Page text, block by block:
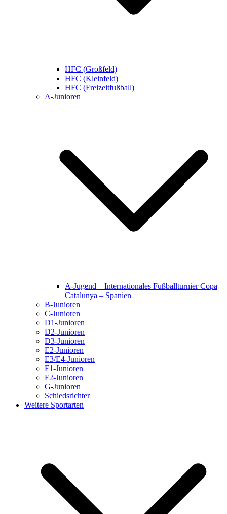
HFC (Großfeld)
HFC (Kleinfeld)
HFC (Freizeitfußball)
A-Junioren
A-Jugend – Internationales Fußballturnier Copa
Catalunya – Spanien
B-Junioren
C-Junioren
D1-Junioren
D2-Junioren
D3-Junioren
E2-Junioren
E3/E4-Junioren
F1-Junioren
F2-Junioren
G-Junioren
Schiedsrichter
Weitere Sportarten